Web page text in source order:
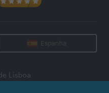
Espanha
Lisboa
Digital, S.A.